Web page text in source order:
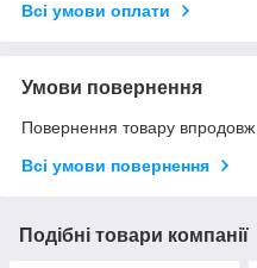
Всі умови оплати
Умови повернення
Повернення товару впродовж
Всі умови повернення
Подібні товари компанії